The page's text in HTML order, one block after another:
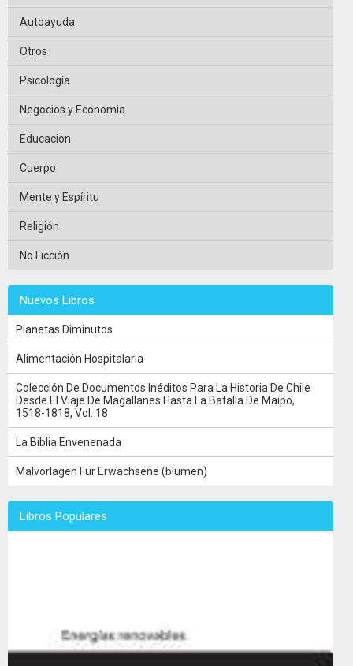
Autoayuda
Otros
Psicología
Negocios y Economia
Educacion
Cuerpo
Mente y Espíritu
Religión
No Ficción
Nuevos Libros
Planetas Diminutos
Alimentación Hospitalaria
Colección De Documentos Inéditos Para La Historia De Chile
Desde El Viaje De Magallanes Hasta La Batalla De Maipo,
1518-1818, Vol. 18
La Biblia Envenenada
Malvorlagen Für Erwachsene (blumen)
Libros Populares